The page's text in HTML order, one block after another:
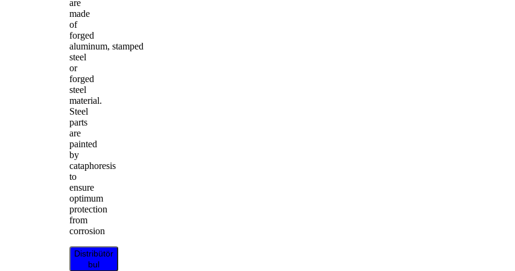
are
made
of
forged
aluminum, stamped
steel
or
forged
steel
material.
Steel
parts
are
painted
by
cataphoresis
to
ensure
optimum
protection
from
corrosion
Distribütör
bul